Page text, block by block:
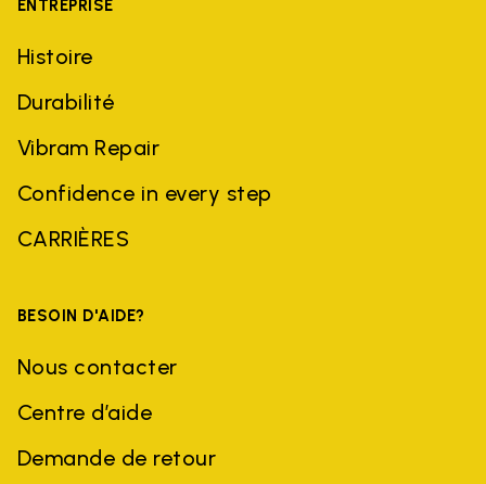
ENTREPRISE
Histoire
Durabilité
Vibram Repair
Confidence in every step
CARRIÈRES
BESOIN D'AIDE?
Nous contacter
Centre d’aide
Demande de retour